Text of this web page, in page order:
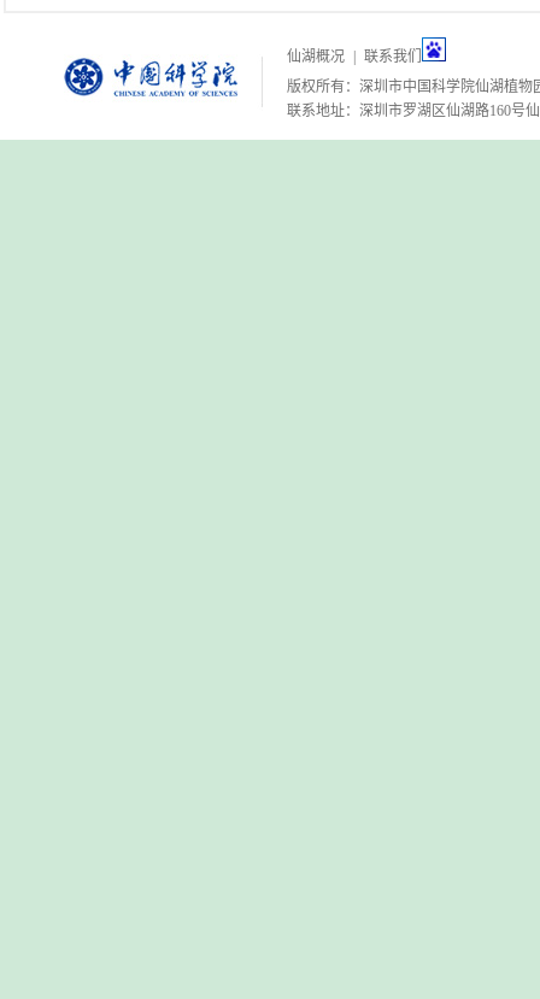
仙湖概况
联系我们
版权所有：深圳市中国科学院仙湖植物
联系地址：深圳市罗湖区仙湖路160号